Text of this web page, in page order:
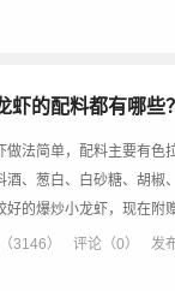
虾的配料都有哪些
做法简单，配料主要有色
酒、葱白、白砂糖、胡椒
好的爆炒小龙虾，现在附
3146） 评论（0） 发